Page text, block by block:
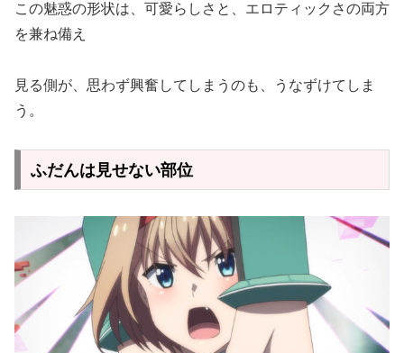
この魅惑の形状は、可愛らしさと、エロティックさの両方
を兼ね備え
見る側が、思わず興奮してしまうのも、うなずけてしま
う。
ふだんは見せない部位